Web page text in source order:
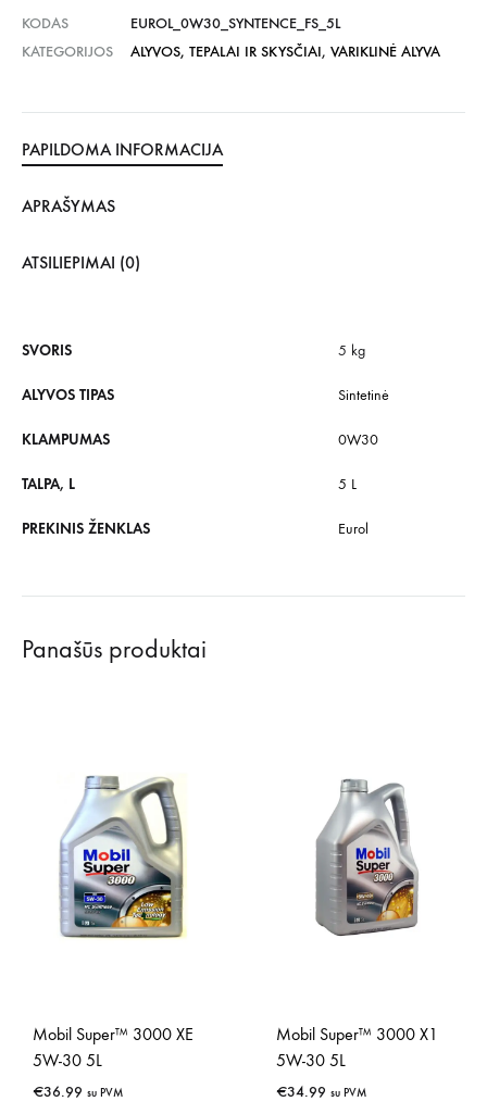
KODAS
EUROL_0W30_SYNTENCE_FS_5L
KATEGORIJOS
ALYVOS, TEPALAI IR SKYSČIAI, VARIKLINĖ ALYVA
PAPILDOMA INFORMACIJA
APRAŠYMAS
ATSILIEPIMAI (0)
SVORIS 5 kg
ALYVOS TIPAS Sintetinė
KLAMPUMAS 0W30
TALPA, L 5 L
PREKINIS ŽENKLAS Eurol
Panašūs produktai
Mobil Super™ 3000 XE
5W-30 5L
€36.99 su PVM
Mobil Super™ 3000 X1
5W-30 5L
€34.99 su PVM